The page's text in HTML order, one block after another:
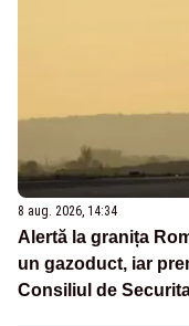
8 aug. 2026, 14:34
Alertă la granița
un gazoduct, iar
Consiliul de